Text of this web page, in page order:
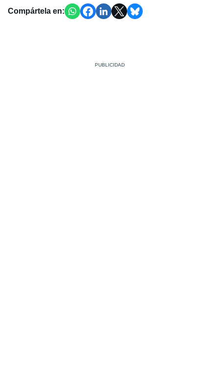
Compártela en: